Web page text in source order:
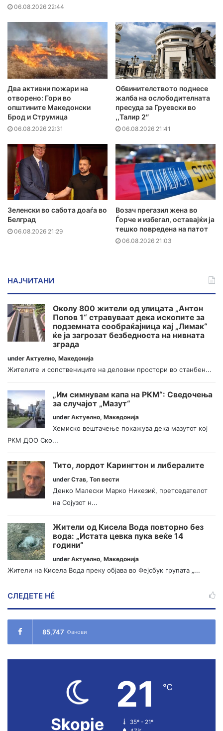
06.08.2026 22:44
Два активни пожари на
отворено: Гори во
општините Македонски
Брод и Струмица
06.08.2026 22:31
Обвинителството поднесе
жалба на ослободителната
пресуда за Груевски во
,,Талир 2″
06.08.2026 21:41
Зеленски во сабота доаѓа во
Белград
06.08.2026 21:29
Возач прегазил жена во
Ѓорче и избегал, оставајќи ја
тешко повредена на патот
06.08.2026 21:03
НАЈЧИТАНИ
Околу 800 жители од улицата „Антон
Попов 1“ стравуваат дека ископите за
подземната сообраќајница кај „Лимак“
ќе ја загрозат безбедноста на нивната
зграда
under Актуелно, Македонија
Жителите и сопствениците на деловни простори во станбен...
„Им симнувам капа на РКМ“: Сведочења
за случајот „Мазут“
under Актуелно, Македонија
Хемиско вештачење покажува дека мазутот кој
РКМ ДОО Ско...
Тито, лордот Карингтон и либералите
under Став, Топ вести
Денко Малески Марко Никезиќ, претседателот
на Сојузот н...
Жители од Кисела Вода повторно без
вода: „Истата цевка пука веќе 14
години“
under Актуелно, Македонија
Жители на Кисела Вода преку објава во Фејсбук групата „...
СЛЕДЕТЕ НÉ
85,747 Фанови
Skopje
21 ℃
35º - 21º